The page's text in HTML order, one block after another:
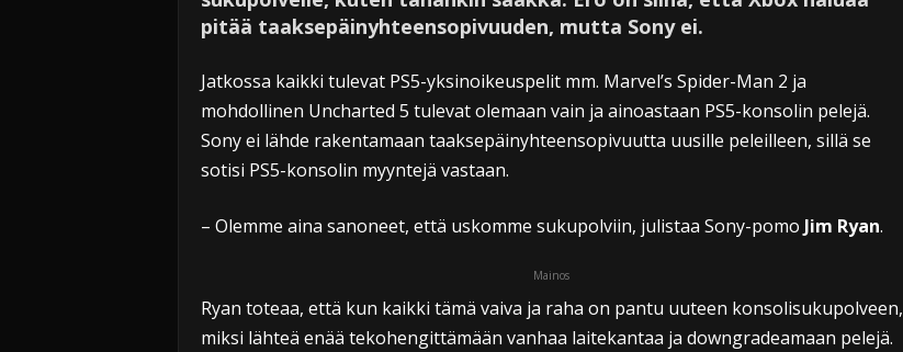
pitää taaksepäinyhteensopivuuden, mutta Sony ei.
Jatkossa kaikki tulevat PS5-yksinoikeuspelit mm. Marvel’s Spider-Man 2 ja
mohdollinen Uncharted 5 tulevat olemaan vain ja ainoastaan PS5-konsolin pelejä.
Sony ei lähde rakentamaan taaksepäinyhteensopivuutta uusille peleilleen, sillä se
sotisi PS5-konsolin myyntejä vastaan.
– Olemme aina sanoneet, että uskomme sukupolviin, julistaa Sony-pomo Jim Ryan.
Mainos
Ryan toteaa, että kun kaikki tämä vaiva ja raha on pantu uuteen konsolisukupolveen,
miksi lähteä enää tekohengittämään vanhaa laitekantaa ja downgradeamaan pelejä.